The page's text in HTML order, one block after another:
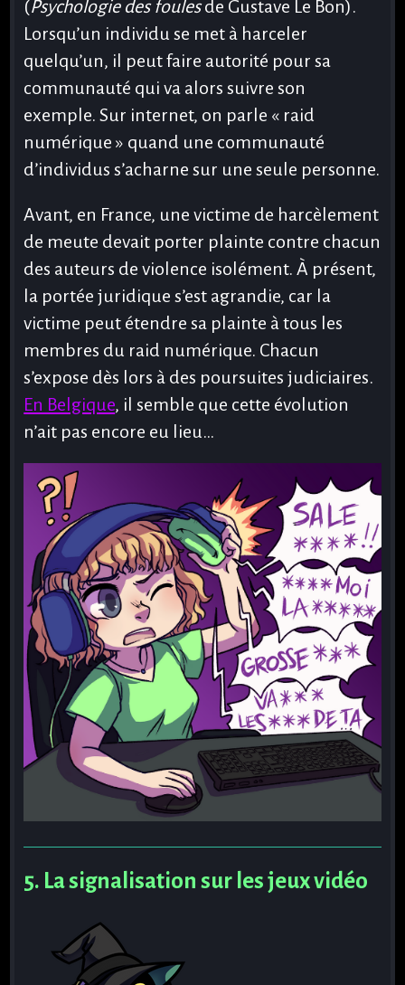
(Psychologie des foules de Gustave Le Bon).
Lorsqu’un individu se met à harceler
quelqu’un, il peut faire autorité pour sa
communauté qui va alors suivre son
exemple. Sur internet, on parle « raid
numérique » quand une communauté
d’individus s’acharne sur une seule personne.
Avant, en France, une victime de harcèlement
de meute devait porter plainte contre chacun
des auteurs de violence isolément. À présent,
la portée juridique s’est agrandie, car la
victime peut étendre sa plainte à tous les
membres du raid numérique. Chacun
s’expose dès lors à des poursuites judiciaires.
En Belgique, il semble que cette évolution
n’ait pas encore eu lieu…
5. La signalisation sur les jeux vidéo